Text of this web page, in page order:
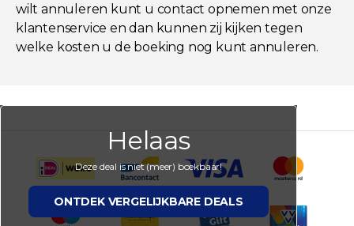
wilt annuleren kunt u contact opnemen met onze
klantenservice en dan kunnen zij kijken tegen
welke kosten u de boeking nog kunt annuleren.
Helaas
Deze deal is niet (meer) boekbaar!
ONTDEK VERGELIJKBARE DEALS